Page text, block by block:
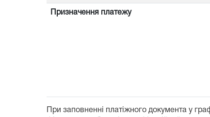
Призначення платежу
При заповненні платіжного документа у